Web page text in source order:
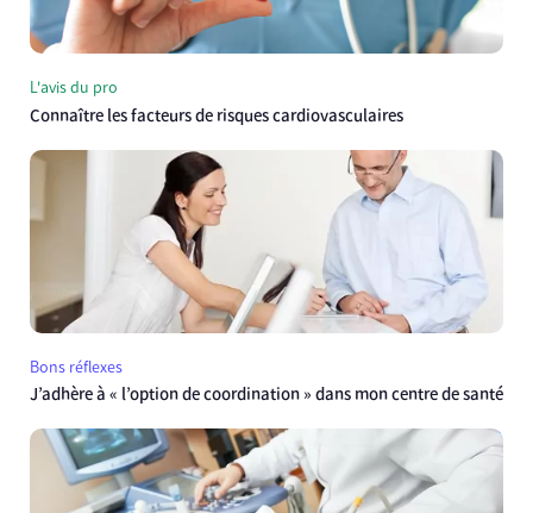
L'avis du pro
Connaître les facteurs de risques cardiovasculaires
Bons réflexes
J’adhère à « l’option de coordination » dans mon centre de santé